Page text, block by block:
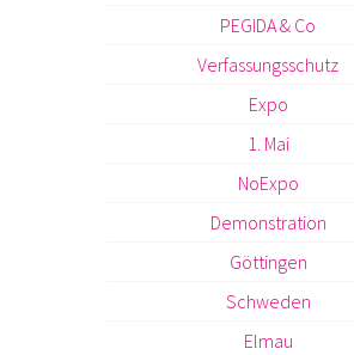
PEGIDA & Co
Verfassungsschutz
Expo
1. Mai
NoExpo
Demonstration
Göttingen
Schweden
Elmau